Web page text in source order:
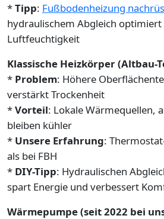
*Tipp: Fußbodenheizung
hydraulischem Abgleich optimiert
Luftfeuchtigkeit
Klassische Heizkörper (Altbau-
* Problem: Höhere
verstärkt Trockenheit
*Vorteil: Lokale Wärmequellen,
bleiben kühler
* Unsere Erfahrung:
als bei FBH
* DIY-Tipp: Hydraulischen
spart Energie und verbessert
Wärmepumpe (seit 2022 bei